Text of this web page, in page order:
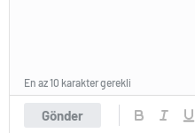
Gönder
En az 10 karakter gerekli